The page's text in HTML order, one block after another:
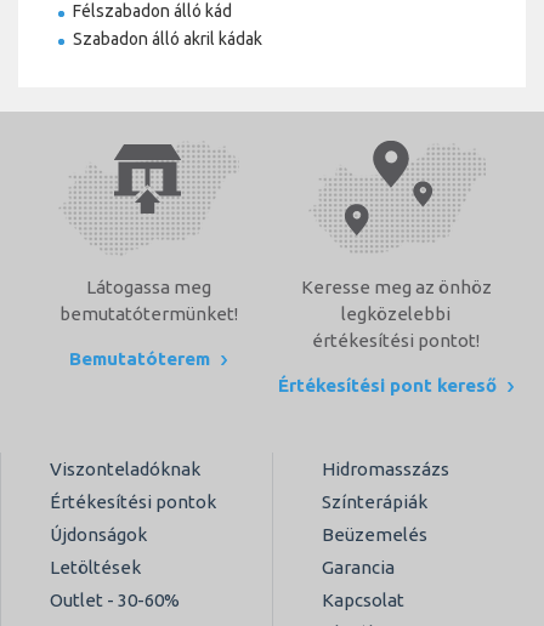
Félszabadon álló kád
Szabadon álló akril kádak
Látogassa meg
bemutatótermünket!
Bemutatóterem
Keresse meg az önhöz
legközelebbi
értékesítési pontot!
Értékesítési pont kereső
Viszonteladóknak
Értékesítési pontok
Újdonságok
Letöltések
Outlet - 30-60%
Hidromasszázs
Színterápiák
Beüzemelés
Garancia
Kapcsolat